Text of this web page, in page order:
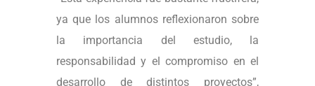
ya que los alumnos reflexionaron sobre
la importancia del estudio, la
responsabilidad y el compromiso en el
desarrollo de distintos proyectos”,